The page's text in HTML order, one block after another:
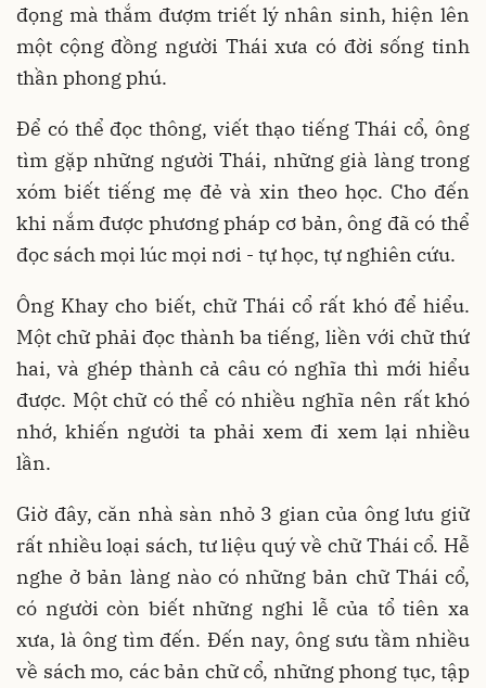
đọng mà thắm đượm triết lý nhân sinh, hiện lên
một cộng đồng người Thái xưa có đời sống tinh
thần phong phú.
Để có thể đọc thông, viết thạo tiếng Thái cổ, ông
tìm gặp những người Thái, những già làng trong
xóm biết tiếng mẹ đẻ và xin theo học. Cho đến
khi nắm được phương pháp cơ bản, ông đã có thể
đọc sách mọi lúc mọi nơi - tự học, tự nghiên cứu.
Ông Khay cho biết, chữ Thái cổ rất khó để hiểu.
Một chữ phải đọc thành ba tiếng, liền với chữ thứ
hai, và ghép thành cả câu có nghĩa thì mới hiểu
được. Một chữ có thể có nhiều nghĩa nên rất khó
nhớ, khiến người ta phải xem đi xem lại nhiều
lần.
Giờ đây, căn nhà sàn nhỏ 3 gian của ông lưu giữ
rất nhiều loại sách, tư liệu quý về chữ Thái cổ. Hễ
nghe ở bản làng nào có những bản chữ Thái cổ,
có người còn biết những nghi lễ của tổ tiên xa
xưa, là ông tìm đến. Đến nay, ông sưu tầm nhiều
về sách mo, các bản chữ cổ, những phong tục, tập